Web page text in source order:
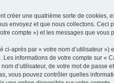
créer une quatrième sorte de
envoyez et que nous collectons.
compte ») et les messages que
après par « votre nom d’utilisateur
informations de votre compte sur
d’utilisateur, de votre mot de
vous pouvez contrôler quelles